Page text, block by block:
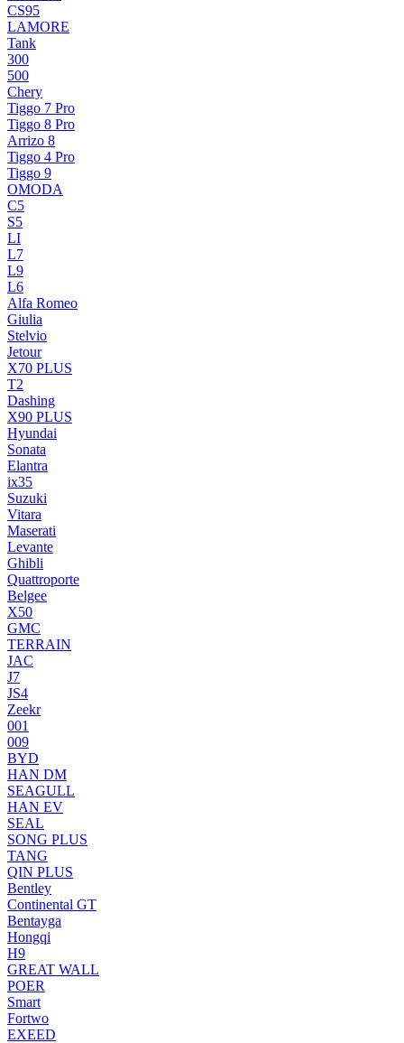
CS95
LAMORE
Tank
300
500
Chery
Tiggo 7 Pro
Tiggo 8 Pro
Arrizo 8
Tiggo 4 Pro
Tiggo 9
OMODA
C5
S5
LI
L7
L9
L6
Alfa Romeo
Giulia
Stelvio
Jetour
X70 PLUS
T2
Dashing
X90 PLUS
Hyundai
Sonata
Elantra
ix35
Suzuki
Vitara
Maserati
Levante
Ghibli
Quattroporte
Belgee
X50
GMC
TERRAIN
JAC
J7
JS4
Zeekr
001
009
BYD
HAN DM
SEAGULL
HAN EV
SEAL
SONG PLUS
TANG
QIN PLUS
Bentley
Continental GT
Bentayga
Hongqi
H9
GREAT WALL
POER
Smart
Fortwo
EXEED